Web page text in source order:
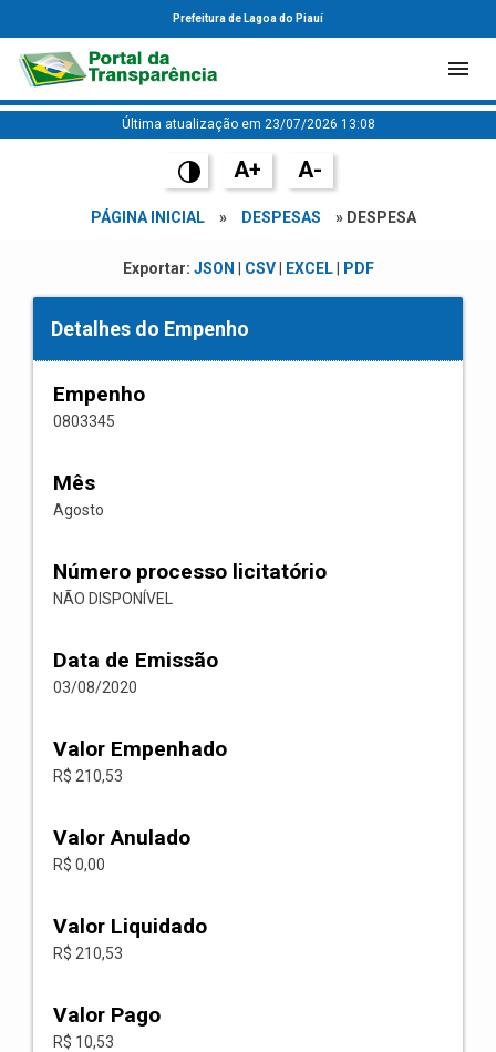
Prefeitura de Lagoa do Piauí
Última atualização em 23/07/2026 13:08
A+ A-
PÁGINA INICIAL » DESPESAS » DESPESA
Exportar: JSON CSV| EXCEL| PDF
Detalhes do Empenho
Empenho
0803345
Mês
Agosto
Número processo licitatório
NÃO DISPONÍVEL
Data de Emissão
03/08/2020
Valor Empenhado
R$ 210,53
Valor Anulado
R$ 0,00
Valor Liquidado
R$ 210,53
Valor Pago
R$ 10,53